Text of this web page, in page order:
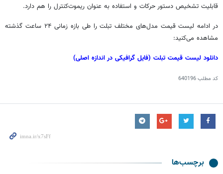
قابلیت تشخیص دستور حرکات و استفاده به عنوان ریموت‌کنترل را هم دارد.
در ادامه لیست قیمت مدل‌های مختلف تبلت را طی بازه زمانی ۲۴ ساعت گذشته
مشاهده می‌کنید:
دانلود لیست قیمت تبلت (فایل گرافیکی در اندازه اصلی)
کد مطلب640196
برچسب‌ها